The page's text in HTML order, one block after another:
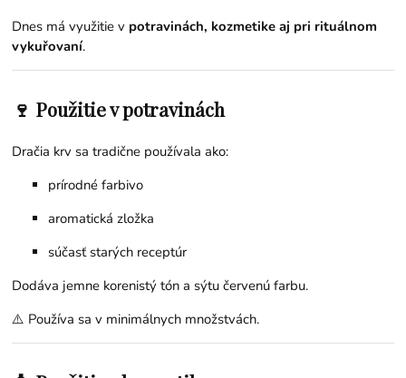
Dnes má využitie v potravinách, kozmetike aj pri rituálnom
vykuřovaní.
🍷 Použitie v potravinách
Dračia krv sa tradične používala ako:
prírodné farbivo
aromatická zložka
súčasť starých receptúr
Dodáva jemne korenistý tón a sýtu červenú farbu.
⚠️ Používa sa v minimálnych množstvách.